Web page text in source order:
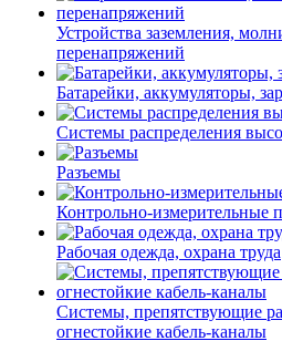
Устройства заземления,
перенапряжений
Батарейки, аккумуляторы,
Системы распределения
Разъемы
Контрольно-измерительные
Рабочая одежда, охрана труда
Системы, препятствующие
огнестойкие кабель-каналы